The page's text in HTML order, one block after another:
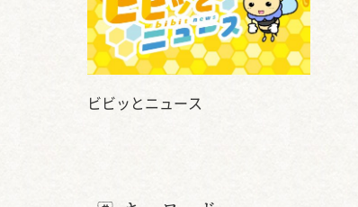
ビビッとニュース